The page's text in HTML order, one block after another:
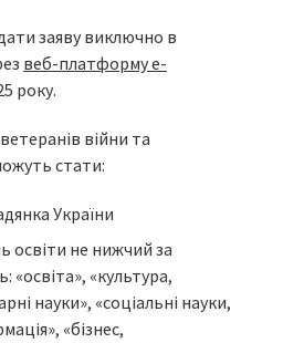
заяву виключно в
веб-платформу е-
року.
війни та
стати:
України
освіти не нижчий за
«освіта», «культура,
науки», «соціальні науки,
«бізнес,